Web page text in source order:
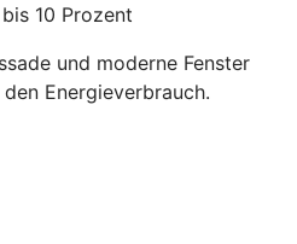
10 Prozent
und moderne Fenster
Energieverbrauch.